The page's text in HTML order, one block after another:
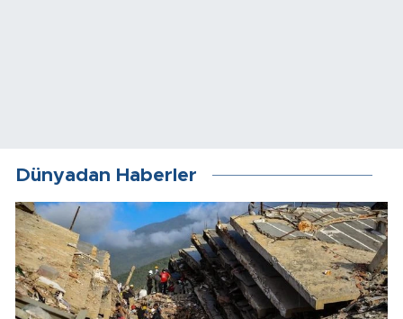
Dünyadan Haberler